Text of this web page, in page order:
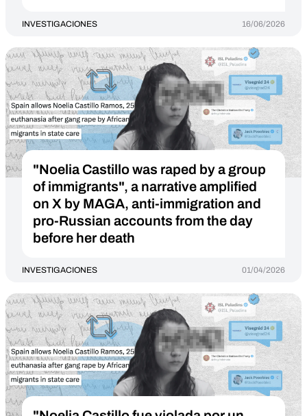
INVESTIGACIONES 16/06/2026
"Noelia Castillo was raped by a group
of immigrants", a narrative amplified
on X by MAGA, anti-immigration and
pro-Russian accounts from the day
before her death
INVESTIGACIONES 01/04/2026